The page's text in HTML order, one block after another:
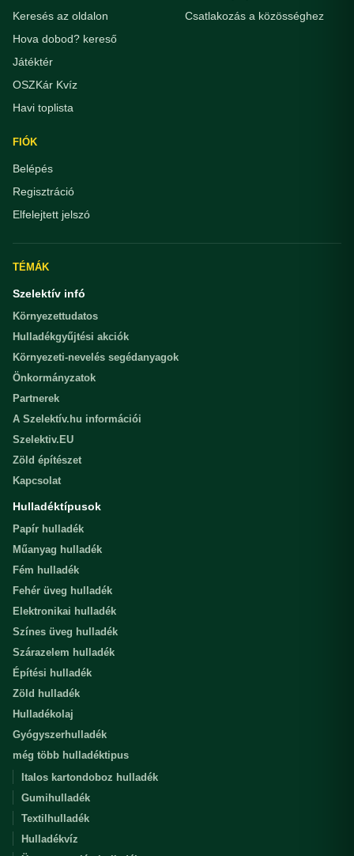
Keresés az oldalon
Hova dobod? kereső
Játéktér
OSZKár Kvíz
Havi toplista
Csatlakozás a közösséghez
FIÓK
Belépés
Regisztráció
Elfelejtett jelszó
TÉMÁK
Szelektív infó
Környezettudatos
Hulladékgyűjtési akciók
Környezeti-nevelés segédanyagok
Önkormányzatok
Partnerek
A Szelektív.hu információi
Szelektiv.EU
Zöld építészet
Kapcsolat
Hulladéktípusok
Papír hulladék
Műanyag hulladék
Fém hulladék
Fehér üveg hulladék
Elektronikai hulladék
Színes üveg hulladék
Szárazelem hulladék
Építési hulladék
Zöld hulladék
Hulladékolaj
Gyógyszerhulladék
még több hulladéktipus
Italos kartondoboz hulladék
Gumihulladék
Textilhulladék
Hulladékvíz